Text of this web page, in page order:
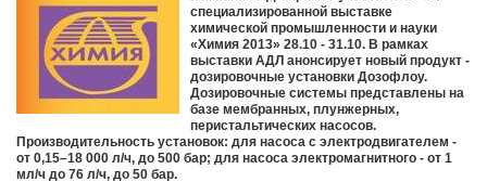
специализированной выставке
химической промышленности и науки
«Химия 2013» 28.10 - 31.10. В рамках
выставки АДЛ анонсирует новый продукт -
дозировочные установки Дозофлоу.
Дозировочные системы представлены на
базе мембранных, плунжерных,
перистальтических насосов.
Производительность установок: для насоса с электродвигателем -
от 0,15–18 000 л/ч, до 500 бар; для насоса электромагнитного - от 1
мл/ч до 76 л/ч, до 50 бар.